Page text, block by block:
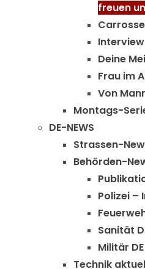
freuen
Deine
Frau im
Von
Montags-
DE-NEWS
Strassen-
Behörden-
Polizei –
Sanität
Militär DE
Technik